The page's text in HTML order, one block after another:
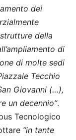
dei
della
di
di molte sedi
Tecchio
Giovanni (…),
un decennio”.
Tecnologico
“in tante